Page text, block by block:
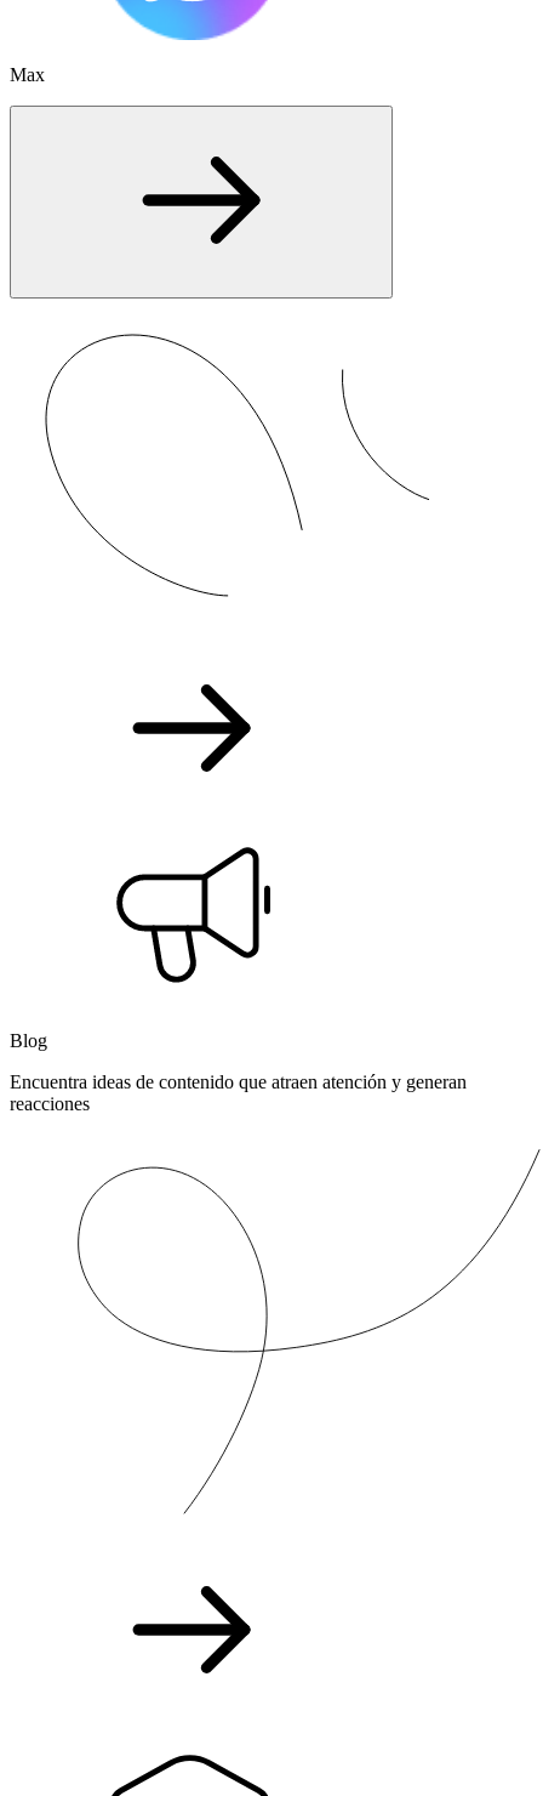
Max
Blog
Encuentra ideas de contenido que atraen atención y generan
reacciones